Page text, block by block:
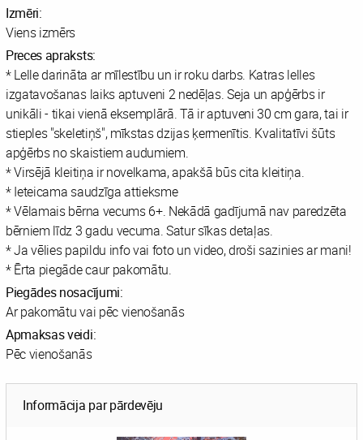
Izmēri:
Viens izmērs
Preces apraksts:
* Lelle darināta ar mīlestību un ir roku darbs. Katras lelles
izgatavošanas laiks aptuveni 2 nedēļas. Seja un apģērbs ir
unikāli - tikai vienā eksemplārā. Tā ir aptuveni 30 cm gara, tai ir
stieples "skeletiņš", mīkstas dzijas ķermenītis. Kvalitatīvi šūts
apģērbs no skaistiem audumiem.
* Virsējā kleitiņa ir novelkama, apakšā būs cita kleitiņa.
* Ieteicama saudzīga attieksme
* Vēlamais bērna vecums 6+. Nekādā gadījumā nav paredzēta
bērniem līdz 3 gadu vecuma. Satur sīkas detaļas.
* Ja vēlies papildu info vai foto un video, droši sazinies ar mani!
* Ērta piegāde caur pakomātu.
Piegādes nosacījumi:
Ar pakomātu vai pēc vienošanās
Apmaksas veidi:
Pēc vienošanās
Informācija par pārdevēju